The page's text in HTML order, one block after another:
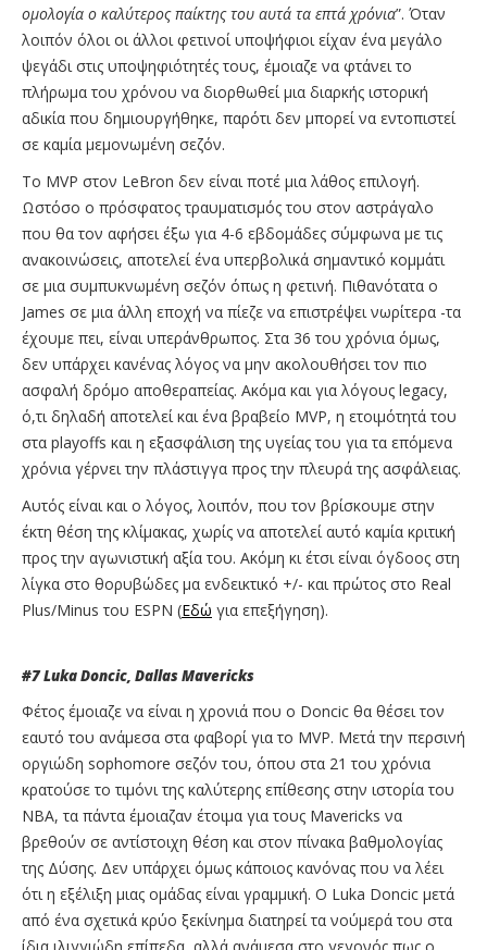
ομολογία ο καλύτερος παίκτης του αυτά τα επτά χρόνια”. Όταν
λοιπόν όλοι οι άλλοι φετινοί υποψήφιοι είχαν ένα μεγάλο
ψεγάδι στις υποψηφιότητές τους, έμοιαζε να φτάνει το
πλήρωμα του χρόνου να διορθωθεί μια διαρκής ιστορική
αδικία που δημιουργήθηκε, παρότι δεν μπορεί να εντοπιστεί
σε καμία μεμονωμένη σεζόν.
Το MVP στον LeBron δεν είναι ποτέ μια λάθος επιλογή.
Ωστόσο ο πρόσφατος τραυματισμός του στον αστράγαλο
που θα τον αφήσει έξω για 4-6 εβδομάδες σύμφωνα με τις
ανακοινώσεις, αποτελεί ένα υπερβολικά σημαντικό κομμάτι
σε μια συμπυκνωμένη σεζόν όπως η φετινή. Πιθανότατα ο
James σε μια άλλη εποχή να πίεζε να επιστρέψει νωρίτερα -τα
έχουμε πει, είναι υπεράνθρωπος. Στα 36 του χρόνια όμως,
δεν υπάρχει κανένας λόγος να μην ακολουθήσει τον πιο
ασφαλή δρόμο αποθεραπείας. Ακόμα και για λόγους legacy,
ό,τι δηλαδή αποτελεί και ένα βραβείο MVP, η ετοιμότητά του
στα playoffs και η εξασφάλιση της υγείας του για τα επόμενα
χρόνια γέρνει την πλάστιγγα προς την πλευρά της ασφάλειας.
Αυτός είναι και ο λόγος, λοιπόν, που τον βρίσκουμε στην
έκτη θέση της κλίμακας, χωρίς να αποτελεί αυτό καμία κριτική
προς την αγωνιστική αξία του. Ακόμη κι έτσι είναι όγδοος στη
λίγκα στο θορυβώδες μα ενδεικτικό +/- και πρώτος στο Real
Plus/Minus του ESPN (Εδώ για επεξήγηση).
#7LukaDoncic, DallasMavericks
Φέτος έμοιαζε να είναι η χρονιά που ο Doncic θα θέσει τον
εαυτό του ανάμεσα στα φαβορί για το MVP. Μετά την περσινή
οργιώδη sophomore σεζόν του, όπου στα 21 του χρόνια
κρατούσε το τιμόνι της καλύτερης επίθεσης στην ιστορία του
NBA, τα πάντα έμοιαζαν έτοιμα για τους Mavericks να
βρεθούν σε αντίστοιχη θέση και στον πίνακα βαθμολογίας
της Δύσης. Δεν υπάρχει όμως κάποιος κανόνας που να λέει
ότι η εξέλιξη μιας ομάδας είναι γραμμική. Ο Luka Doncic μετά
από ένα σχετικά κρύο ξεκίνημα διατηρεί τα νούμερά του στα